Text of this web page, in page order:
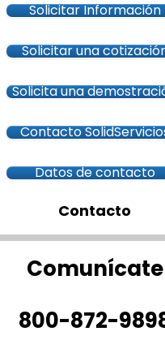
Solicitar Información
Solicitar una
Solicita una
Contacto
Datos de contacto
Contacto
Comunícate
800-872-